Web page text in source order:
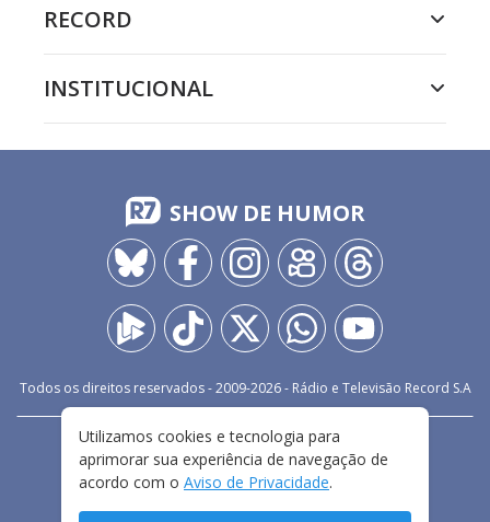
RECORD
INSTITUCIONAL
SHOW DE HUMOR
Todos os direitos reservados - 2009-2026- Rádio e Televisão Record S.A
FALE CONOSCO
PRIVACIDADE
TERMOS E CONDIÇÕES DE USO
Utilizamos cookies e tecnologia para
aprimorar sua experiência de navegação de
acordo com o Aviso de Privacidade.